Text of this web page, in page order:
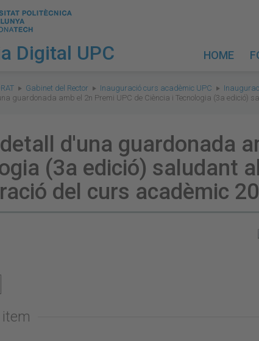
Digital UPC HOME
Gabinet del Rector Inauguració curs acadèmic UPC
guardonada amb el 2n Premi UPC de Ciència i Tecnologia (3a edició)
d'una guardonada
(3a edició) saludant
del curs acadèmic